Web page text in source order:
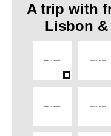
A trip with
Lisbon